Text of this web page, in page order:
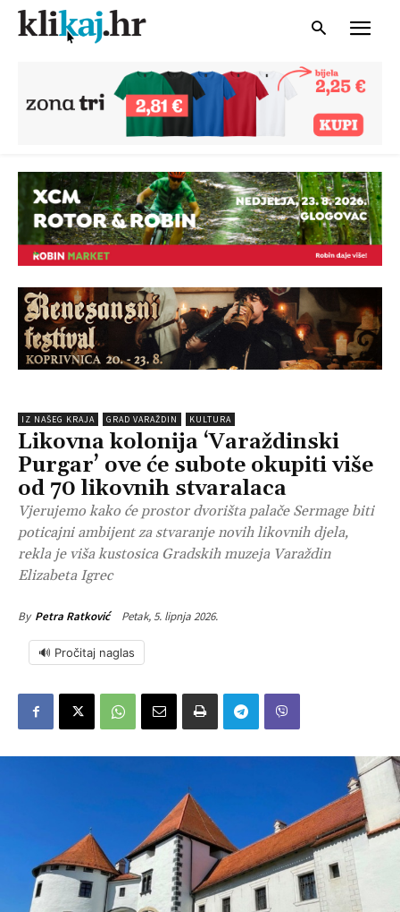
IZ NAŠEG KRAJA GRAD VARAŽDIN KULTURA
Likovna kolonija ‘Varaždinski
Purgar’ ove će subote okupiti više
od 70 likovnih stvaralaca
Vjerujemo kako će prostor dvorišta palače Sermage biti
poticajni ambijent za stvaranje novih likovnih djela,
rekla je viša kustosica Gradskih muzeja Varaždin
Elizabeta Igrec
By Petra Ratković Petak, 5. lipnja 2026.
🔊 Pročitaj naglas